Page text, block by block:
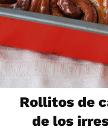
Rollitos de
de los